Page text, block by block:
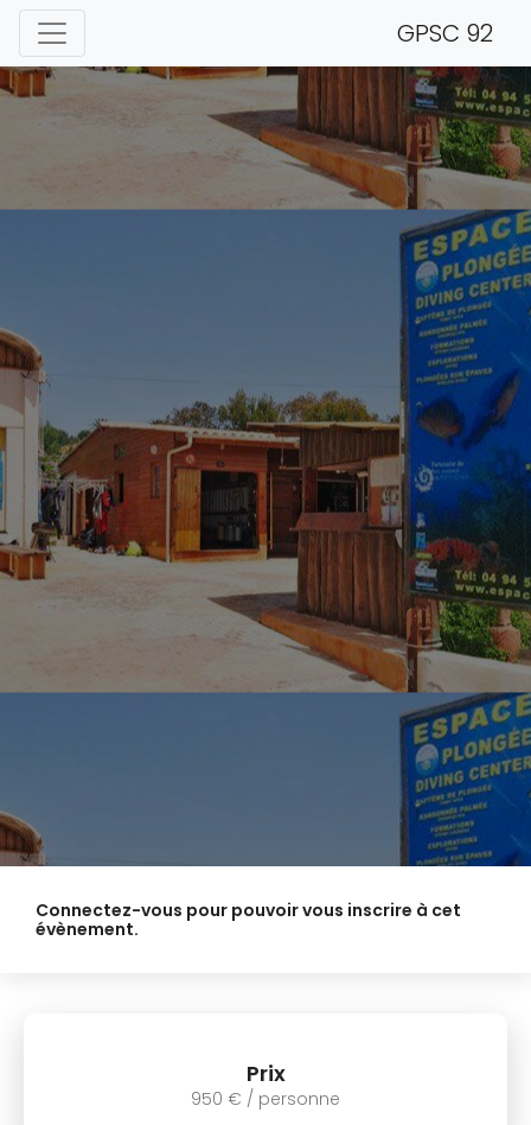
GPSC 92
Connectez-vous pour pouvoir vous inscrire à cet
évènement.
Prix
950 € / personne